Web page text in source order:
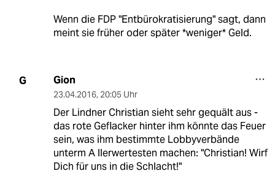
Wenn die FDP "Entbürokratisierung" sagt, dann
meint sie früher oder später *weniger* Geld.
G Gion
23.04.2016, 20:05 Uhr
Der Lindner Christian sieht sehr gequält aus -
das rote Geflacker hinter ihm könnte das Feuer
sein, was ihm bestimmte Lobbyverbände
unterm A llerwertesten machen: "Christian! Wirf
Dich für uns in die Schlacht!"